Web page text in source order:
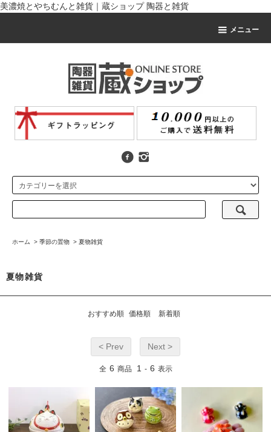
美濃焼とやちむんと雑貨｜蔵ショップ 陶器と雑貨
メニュー
ホーム > 季節の置物 > 夏物雑貨
夏物雑貨
おすすめ順 価格順 新着順
< Prev Next >
全 6 商品 1 - 6 表示